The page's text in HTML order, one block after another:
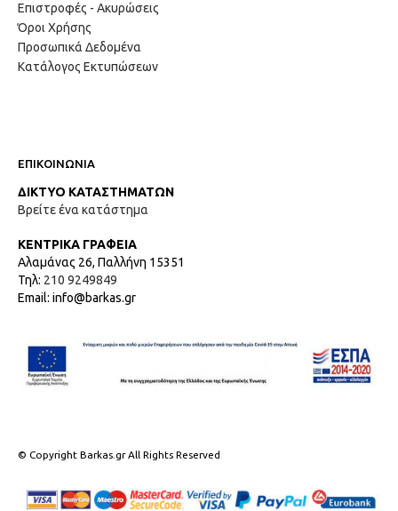
Επιστροφές - Ακυρώσεις
Όροι Χρήσης
Προσωπικά Δεδομένα
Κατάλογος Εκτυπώσεων
ΕΠΙΚΟΙΝΩΝΙΑ
ΔΙΚΤΥΟ ΚΑΤΑΣΤΗΜΑΤΩΝ
Βρείτε ένα κατάστημα
ΚΕΝΤΡΙΚΑ ΓΡΑΦΕΙΑ
Αλαμάνας 26, Παλλήνη 15351
Τηλ: 210 9249849
Email: info@barkas.gr
© Copyright Barkas.gr All Rights Reserved